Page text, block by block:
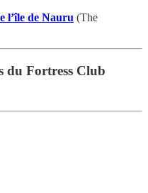
l’île de Nauru (The
du Fortress Club